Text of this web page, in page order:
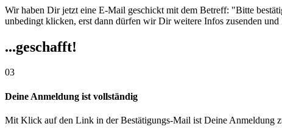
Wir haben Dir jetzt eine E-Mail geschickt mit dem Betreff: "Bitte
unbedingt klicken, erst dann dürfen wir Dir weitere Infos zusenden
...geschafft!
03
Deine Anmeldung ist vollständig
Mit Klick auf den Link in der Bestätigungs-Mail ist Deine Anmeldung